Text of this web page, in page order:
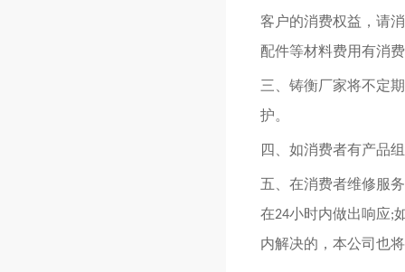
客户的消费权益，请
配件等材料费用有消
三、铸衡厂家将不定
护。
四、如消费者有产品
五、在消费者维修服
在24小时内做出响应;
内解决的，本公司也